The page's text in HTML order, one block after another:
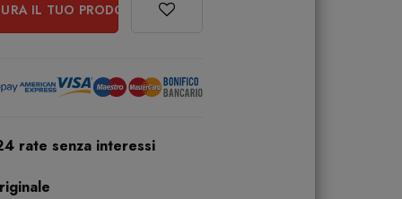
IL TUO PRODOTTO
rate senza interessi